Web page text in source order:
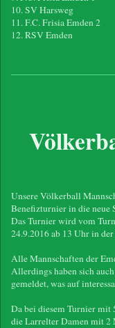
10. SV Harsweg
11. F.C. Frisia Emden 2
12. RSV Emden
Unsere Völkerball
Benefizturnier in die neue
Das Turnier wird vom
24.9.2016 ab 13 Uhr in
Alle Mannschaften der
Allerdings haben sich
gemeldet, was auf
Da bei diesem Turnier mit
die Larrelter Damen mit 2